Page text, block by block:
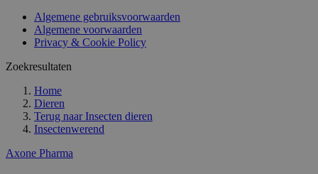
Algemene gebruiksvoorwaarden
Algemene voorwaarden
Privacy & Cookie Policy
Zoekresultaten
Home
Dieren
Terug naar Insecten dieren
Insectenwerend
Axone Pharma